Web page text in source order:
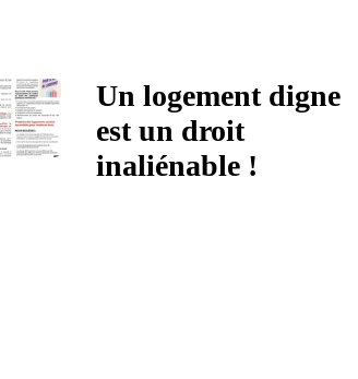
surtout lorsqu'il s'agit de défendre les droits
des travailleurs et de dénoncer les inégalités
économiques.
Un logement digne
est un droit
inaliénable !